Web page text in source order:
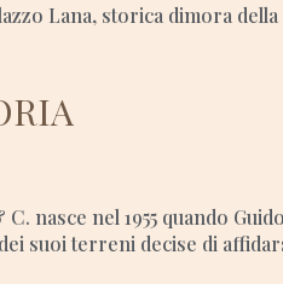
Lana, storica dimora
nasce nel 1955 quando
suoi terreni decise di